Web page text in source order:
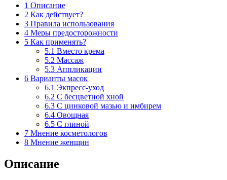
1 Описание
2 Как действует?
3 Правила использования
4 Меры предосторожности
5 Как применять?
5.1 Вместо крема
5.2 Массаж
5.3 Аппликации
6 Варианты масок
6.1 Экпресс-уход
6.2 С бесцветной хной
6.3 С цинковой мазью и имбирем
6.4 Овощная
6.5 С глиной
7 Мнение косметологов
8 Мнение женщин
Описание